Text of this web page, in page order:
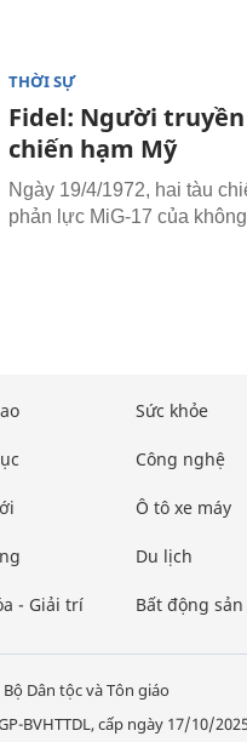
THỜI SỰ
Fidel: Người
chiến hạm Mỹ
Ngày 19/4/1972, hai tàu
phản lực MiG-17 của
- Giải trí
Sức khỏe
Công nghệ
Ô tô xe máy
Du lịch
Bất động sản
Dân tộc và Tôn giáo
BVHTTDL, cấp ngày 17/10/